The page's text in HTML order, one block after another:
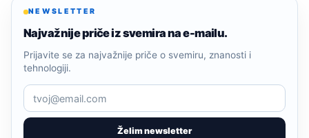
NEWSLETTER
Najvažnije priče iz svemira na e-mailu.
Želim newsletter
Prijavite se za najvažnije priče o svemiru, znanosti i
tehnologiji.